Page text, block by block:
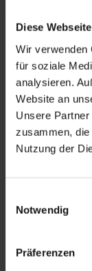
Diese
Wir verwenden
für soziale
analysieren.
Website an
Unsere
zusammen,
Nutzung der
Notwendig
Präferenzen